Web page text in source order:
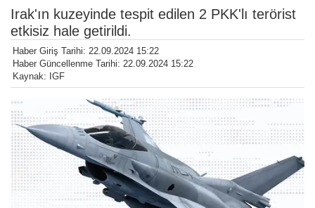
Irak'ın kuzeyinde tespit edilen 2 PKK'lı terörist
etkisiz hale getirildi.
Haber Giriş Tarihi: 22.09.2024 15:22
Haber Güncellenme Tarihi: 22.09.2024 15:22
Kaynak: IGF